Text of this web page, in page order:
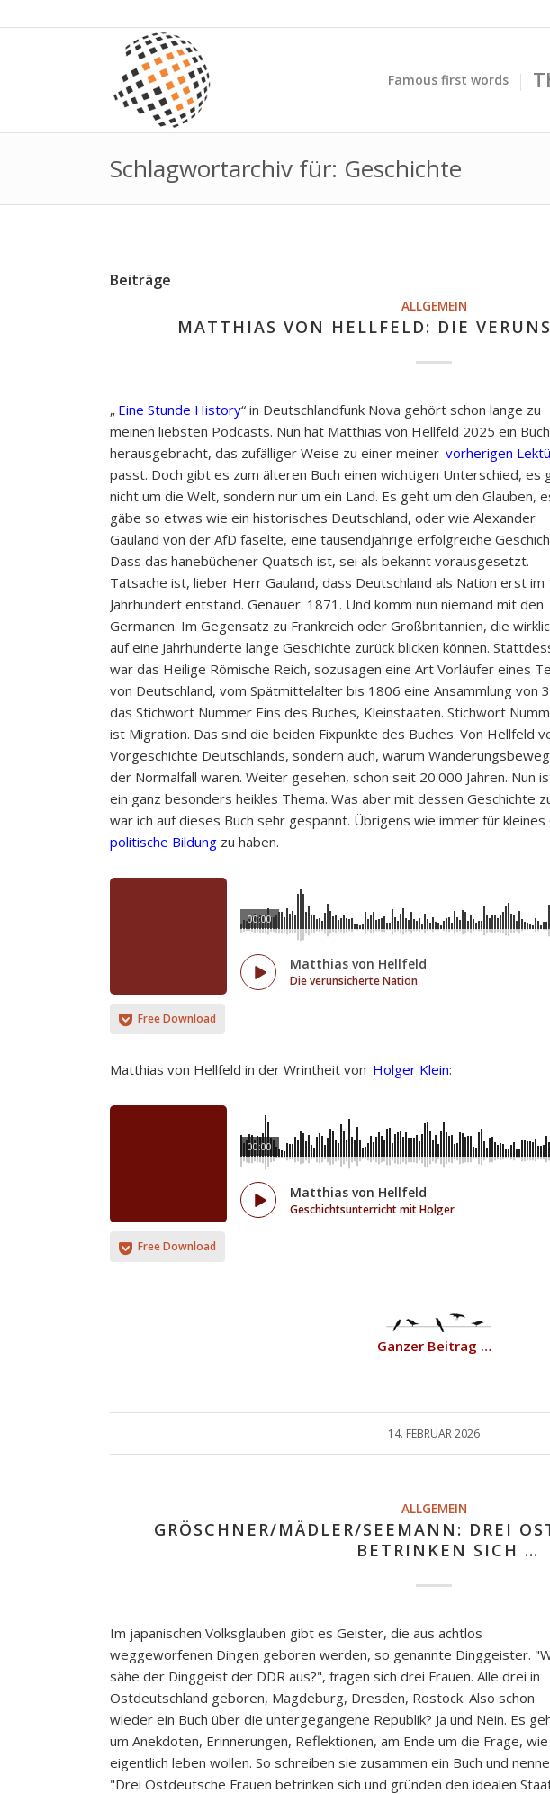
Famous first words
Schlagwortarchiv für: Geschichte
Beiträge
ALLGEMEIN
MATTHIAS VON HELLFELD: DIE
„ Eine Stunde History“ in Deutschlandfunk Nova gehört schon lange zu
meinen liebsten Podcasts. Nun hat Matthias von Hellfeld 2025 ein Buch
herausgebracht, das zufälliger Weise zu einer meiner vorherigen
passt. Doch gibt es zum älteren Buch einen wichtigen Unterschied, es
nicht um die Welt, sondern nur um ein Land. Es geht um den Glauben,
gäbe so etwas wie ein historisches Deutschland, oder wie Alexander
Gauland von der AfD faselte, eine tausendjährige erfolgreiche
Dass das hanebüchener Quatsch ist, sei als bekannt vorausgesetzt.
Tatsache ist, lieber Herr Gauland, dass Deutschland als Nation erst im
Jahrhundert entstand. Genauer: 1871. Und komm nun niemand mit den
Germanen. Im Gegensatz zu Frankreich oder Großbritannien, die
auf eine Jahrhunderte lange Geschichte zurück blicken können.
war das Heilige Römische Reich, sozusagen eine Art Vorläufer eines
von Deutschland, vom Spätmittelalter bis 1806 eine Ansammlung von
das Stichwort Nummer Eins des Buches, Kleinstaaten. Stichwort
ist Migration. Das sind die beiden Fixpunkte des Buches. Von Hellfeld
Vorgeschichte Deutschlands, sondern auch, warum
der Normalfall waren. Weiter gesehen, schon seit 20.000 Jahren. Nun
ein ganz besonders heikles Thema. Was aber mit dessen Geschichte
war ich auf dieses Buch sehr gespannt. Übrigens wie immer für kleines
politische Bildung zu haben.
00:00
Matthias von Hellfeld
Die verunsicherte Nation
Free Download
Matthias von Hellfeld in der Wrintheit von Holger Klein:
00:00
Matthias von Hellfeld
Geschichtsunterricht mit Holger
Free Download
Ganzer Beitrag …
14. FEBRUAR 2026
ALLGEMEIN
GRÖSCHNER/MÄDLER/SEEMANN: DREI
BETRINKEN SICH …
Im japanischen Volksglauben gibt es Geister, die aus achtlos
weggeworfenen Dingen geboren werden, so genannte Dinggeister.
sähe der Dinggeist der DDR aus?", fragen sich drei Frauen. Alle drei in
Ostdeutschland geboren, Magdeburg, Dresden, Rostock. Also schon
wieder ein Buch über die untergegangene Republik? Ja und Nein. Es
um Anekdoten, Erinnerungen, Reflektionen, am Ende um die Frage,
eigentlich leben wollen. So schreiben sie zusammen ein Buch und
"Drei Ostdeutsche Frauen betrinken sich und gründen den idealen